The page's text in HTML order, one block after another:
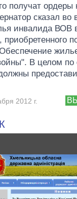
получат ордеры
сказал во
инвалида ВОВ
В целом по
2012 г.